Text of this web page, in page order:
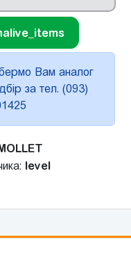
Вам аналог
за тел. (093)
level